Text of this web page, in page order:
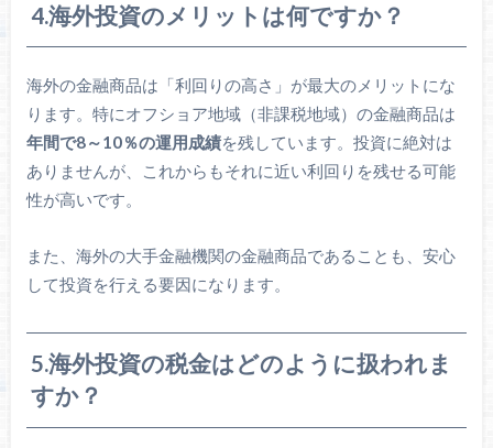
4.海外投資のメリットは何ですか？
海外の金融商品は「利回りの高さ」が最大のメリットにな
ります。特にオフショア地域（非課税地域）の金融商品は
年間で8～10％の運用成績を残しています。投資に絶対は
ありませんが、これからもそれに近い利回りを残せる可能
性が高いです。
また、海外の大手金融機関の金融商品であることも、安心
して投資を行える要因になります。
5.海外投資の税金はどのように扱われま
すか？